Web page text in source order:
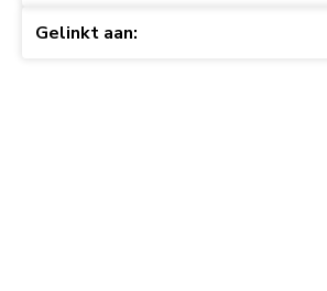
Gelinkt aan: